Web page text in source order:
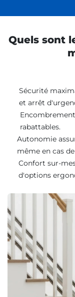
Quels sont
Sécurité
et arrêt
rabattables.
Autonomie
même en cas
Confort sur-
d'options